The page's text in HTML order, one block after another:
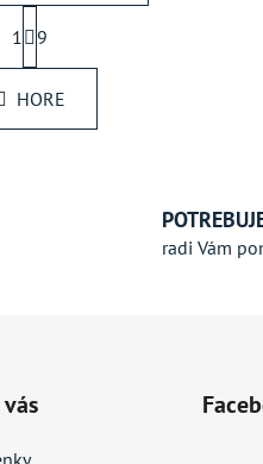
O
v
l
á
v
S
t
r
n
k
1 9
HORE
radi Vám